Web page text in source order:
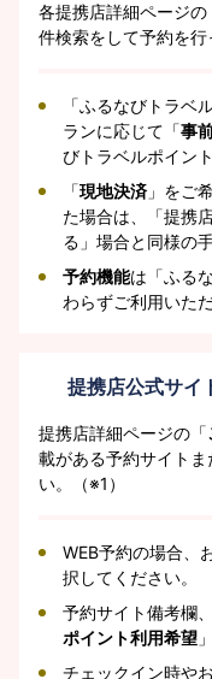
各提携店詳細ページの
件検索をして予約を行
「ふるなびトラベ
ランに応じて「事
びトラベルポイン
「現地決済 」をご
た場合は、「提携
る」場合と同様の
予約機能は「ふる
わらずご利用いた
提携店公式サイ
提携店詳細ページの「
載がある予約サイト
い。（※1）
WEB予約の場合、
択してください。
予約サイト備考欄
ポイント利用希望
チェックイン時や